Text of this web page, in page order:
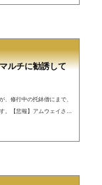
ルチに勧誘して
、修行中の托鉢僧にまで、
。【悲報】アムウェイさ